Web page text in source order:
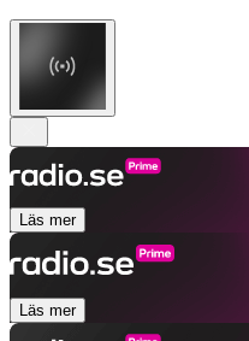
Läs mer
Läs mer